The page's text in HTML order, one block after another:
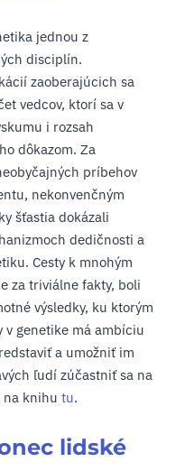
jednou z
disciplín.
zaoberajúcich sa
vedcov, ktorí sa v
i rozsah
dôkazom. Za
príbehov
nekonvenčným
šťastia dokázali
dedičnosti a
Cesty k mnohým
za triviálne fakty, boli
výsledky, ku ktorým
genetike má ambíciu
a umožniť im
ľudí zúčastniť sa na
na knihu tu.
lidské